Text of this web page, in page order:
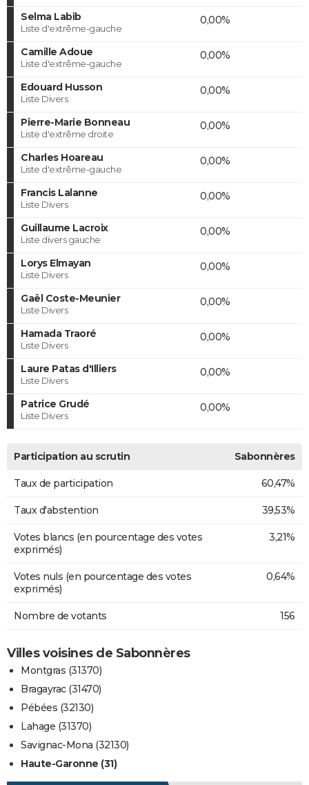
Selma Labib
Liste d'extrême-gauche
0,00%
Camille Adoue
Liste d'extrême-gauche
0,00%
Edouard Husson
Liste Divers
0,00%
Pierre-Marie Bonneau
Liste d'extrême droite
0,00%
Charles Hoareau
Liste d'extrême-gauche
0,00%
Francis Lalanne
Liste Divers
0,00%
Guillaume Lacroix
Liste divers gauche
0,00%
Lorys Elmayan
Liste Divers
0,00%
Gaël Coste-Meunier
Liste Divers
0,00%
Hamada Traoré
Liste Divers
0,00%
Laure Patas d'Illiers
Liste Divers
0,00%
Patrice Grudé
Liste Divers
0,00%
Participation au scrutin Sabonnères
Taux de participation 60,47%
Taux d'abstention 39,53%
Votes blancs (en pourcentage des votes
exprimés)
3,21%
Votes nuls (en pourcentage des votes
exprimés)
0,64%
Nombre de votants 156
Villes voisines de Sabonnères
Montgras (31370)
Bragayrac (31470)
Pébées (32130)
Lahage (31370)
Savignac-Mona (32130)
Haute-Garonne (31)